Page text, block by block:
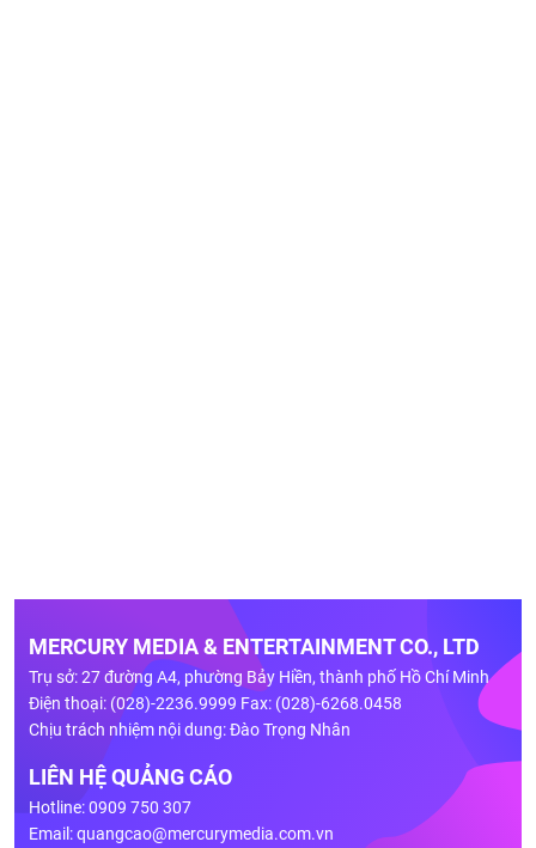
MERCURY MEDIA & ENTERTAINMENT CO., LTD
Trụ sở: 27 đường A4, phường Bảy Hiền, thành phố Hồ Chí Minh
Điện thoại: (028)-2236.9999 Fax: (028)-6268.0458
Chịu trách nhiệm nội dung: Đào Trọng Nhân
LIÊN HỆ QUẢNG CÁO
Hotline: 0909 750 307
Email:quangcao@mercurymedia.com.vn